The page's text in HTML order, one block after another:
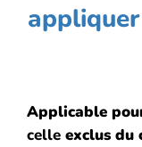
Applicable
celle exclus du